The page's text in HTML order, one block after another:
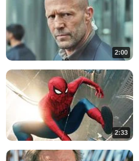
2:00
2:33